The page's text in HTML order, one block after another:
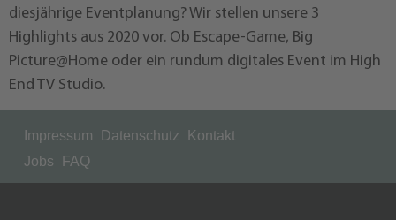
diesjährige Eventplanung? Wir stellen unsere 3
Highlights aus 2020 vor. Ob Escape-Game, Big
Picture@Home oder ein rundum digitales Event im High
End TV Studio.
Impressum Datenschutz
Kontakt
Jobs
FAQ